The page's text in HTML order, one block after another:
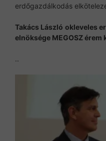
erdőgazdálkodás
Takács László okleveles
elnöksége MEGOSZérem
..